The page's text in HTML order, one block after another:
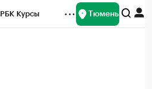
РБК Курсы Тюмень